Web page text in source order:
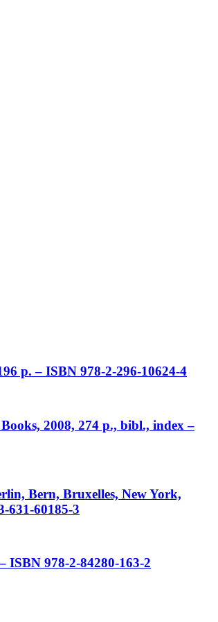
p. – ISBN 978-2-296-10624-4
2008, 274 p., bibl., index –
Bern, Bruxelles, New York,
631-60185-3
ISBN 978-2-84280-163-2